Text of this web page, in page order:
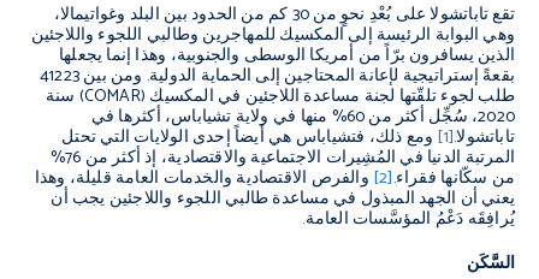
تقع تاباتشولا على بُعْدِ نحوٍ من 30 كم من الحدود بين البلد وغواتيمالا،
وهي البوابة الرئيسة إلى المكسيك للمهاجرين وطالبي اللجوء واللاجئين
الذين يسافرون برّاً من أمريكا الوسطى والجنوبية، وهذا إنما يجعلها
بقعةً إستراتيجية لإعانة المحتاجين إلى الحماية الدولية. ومن بين 41223
طلب لجوء تلقّتها لجنة مساعدة اللاجئين في المكسيك (COMAR) سنة
2020، سُجِّل أكثر من 60% منها في ولاية تشياباس، أكثرها في
تاباتشولا.[1] ومع ذلك، فتشياباس هي أيضاً إحدى الولايات التي تحتل
المرتبة الدنيا في المُشِيرات الاجتماعية والاقتصادية، إذ أكثر من 76%
من سكّانها فقراء.[2] والفرص الاقتصادية والخدمات العامة قليلة، وهذا
يعني أن الجهد المبذول في مساعدة طالبي اللجوء واللاجئين يجب أن
يُرافِقَه دَعْمُ المؤسَّسات العامة.
السَّكَن